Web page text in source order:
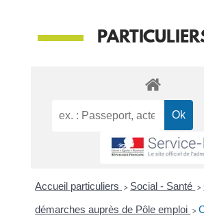
Accueil particuliers > Social - Santé >
démarches auprès de Pôle emploi >